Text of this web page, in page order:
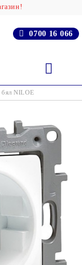
0700 16 066
NILOE